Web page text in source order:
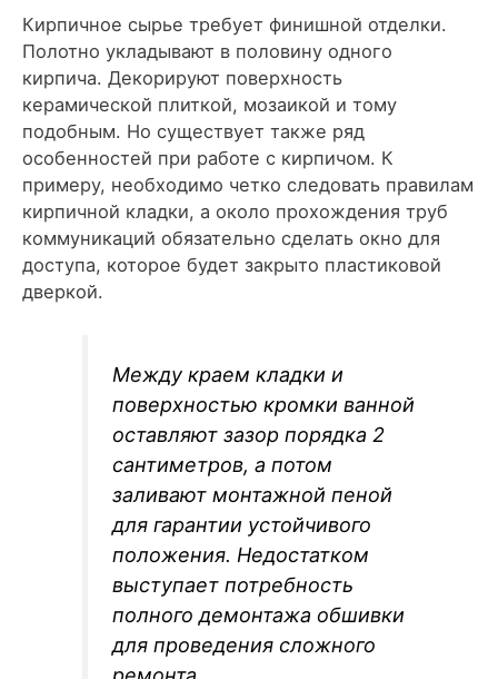
Кирпичное сырье требует финишной отделки.
Полотно укладывают в половину одного
кирпича. Декорируют поверхность
керамической плиткой, мозаикой и тому
подобным. Но существует также ряд
особенностей при работе с кирпичом. К
примеру, необходимо четко следовать правилам
кирпичной кладки, а около прохождения труб
коммуникаций обязательно сделать окно для
доступа, которое будет закрыто пластиковой
дверкой.
Между краем кладки и
поверхностью кромки ванной
оставляют зазор порядка 2
сантиметров, а потом
заливают монтажной пеной
для гарантии устойчивого
положения. Недостатком
выступает потребность
полного демонтажа обшивки
для проведения сложного